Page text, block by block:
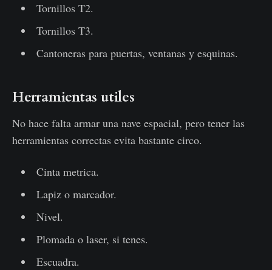
Tornillos T2.
Tornillos T3.
Cantoneras para puertas, ventanas y esquinas.
Herramientas utiles
No hace falta armar una nave espacial, pero tener las
herramientas correctas evita bastante circo.
Cinta metrica.
Lapiz o marcador.
Nivel.
Plomada o laser, si tenes.
Escuadra.